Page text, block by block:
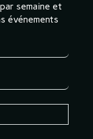
semaine et
événements